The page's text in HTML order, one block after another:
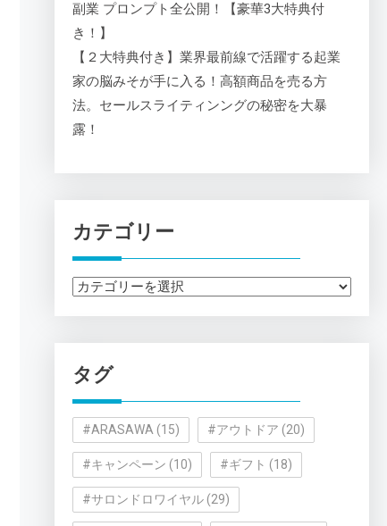
副業 プロンプト全公開！【豪華3大特典付
き！】
【２大特典付き】業界最前線で活躍する起業
家の脳みそが手に入る！高額商品を売る方
法。セールスライティンングの秘密を大暴
露！
カテゴリー
カ
ー
タグ
#ARASAWA (15) #アウトドア (20)
#キャンペーン (10) #ギフト (18)
#サロンドロワイヤル(29)